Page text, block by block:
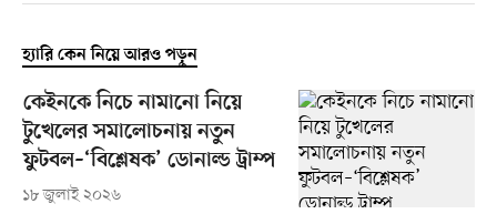
হ্যারি কেন নিয়ে আরও পড়ুন
কেইনকে নিচে নামানো নিয়ে
টুখেলের সমালোচনায় নতুন
ফুটবল–‘বিশ্লেষক’ ডোনাল্ড ট্রাম্প
১৮ জুলাই ২০২৬